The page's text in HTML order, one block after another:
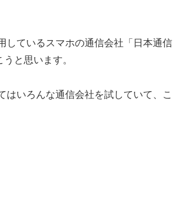
しているスマホの通信会社「日本通信
と思います。
はいろんな通信会社を試していて、こ